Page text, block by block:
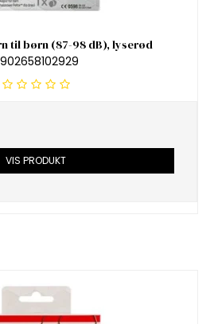
til børn (87-98 dB), lyserød
VIS PRODUKT